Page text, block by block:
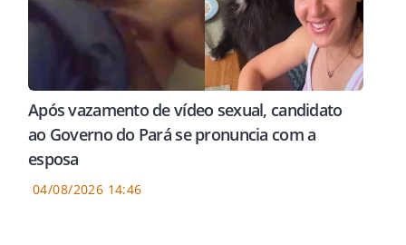
Após vazamento de vídeo sexual, candidato
ao Governo do Pará se pronuncia com a
esposa
04/08/2026 14:46